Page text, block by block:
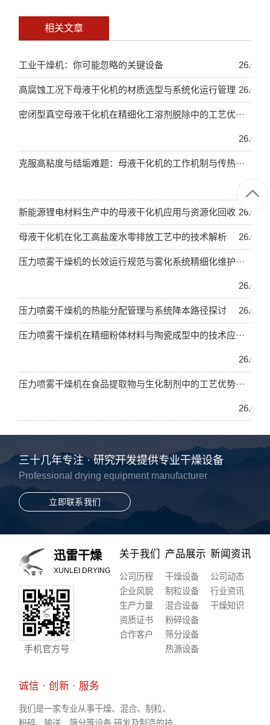
相关文章
工业干燥机：你可能忽略的关键设备
高腐蚀工况下母液干化机的材质选型与系统化运行管理
密闭型真空母液干化机在精细化工溶剂脱除中的工艺优···
克服高粘度与结垢难题：母液干化机的工作机制与传热···
新能源锂电材料生产中的母液干化机应用与资源化回收
母液干化机在化工高盐废水零排放工艺中的技术解析
压力喷雾干燥机的长效运行规范与雾化系统精细化维护···
压力喷雾干燥机的热能分配管理与系统降本路径探讨
压力喷雾干燥机在精细粉体材料与陶瓷成型中的技术应···
压力喷雾干燥机在食品提取物与生化制剂中的工艺优势···
三十几年专注 · 研究开发提供专业干燥设备
Professional drying equipment manufacturer
立即联系我们
迅雷干燥
XUNLEI DRYING
手机官方号
关于我们
公司历程
企业风貌
生产力量
资质证书
合作客户
产品展示
干燥设备
制粒设备
混合设备
粉碎设备
筛分设备
热源设备
新闻资讯
公司动态
行业资讯
干燥知识
诚信 · 创新 · 服务
我们是一家专业从事干燥、混合、制粒、